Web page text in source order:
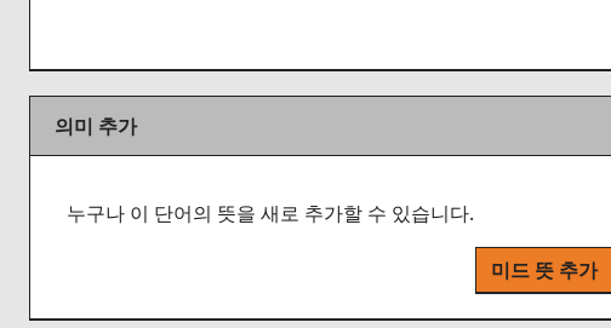
의미 추가
누구나 이 단어의 뜻을 새로 추가할 수 있습니다.
미드 뜻 추가